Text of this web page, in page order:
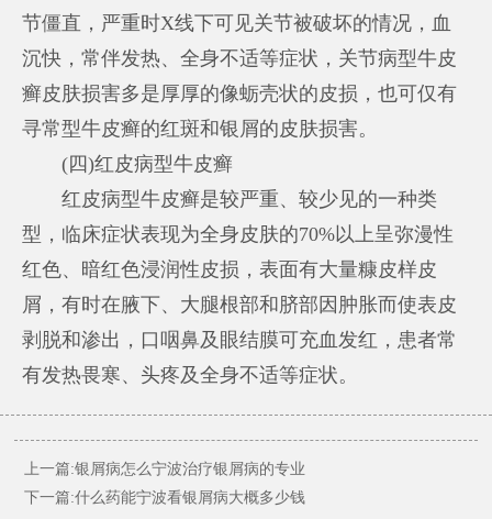
节僵直，严重时X线下可见关节被破坏的情况，血
沉快，常伴发热、全身不适等症状，关节病型牛皮
癣皮肤损害多是厚厚的像蛎壳状的皮损，也可仅有
寻常型牛皮癣的红斑和银屑的皮肤损害。
(四)红皮病型牛皮癣
红皮病型牛皮癣是较严重、较少见的一种类
型，临床症状表现为全身皮肤的70%以上呈弥漫性
红色、暗红色浸润性皮损，表面有大量糠皮样皮
屑，有时在腋下、大腿根部和脐部因肿胀而使表皮
剥脱和渗出，口咽鼻及眼结膜可充血发红，患者常
有发热畏寒、头疼及全身不适等症状。
上一篇:银屑病怎么宁波治疗银屑病的专业
下一篇:什么药能宁波看银屑病大概多少钱